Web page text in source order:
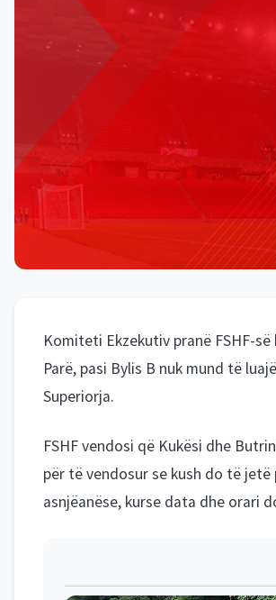
Komiteti Ekzekutiv pranë FSHF-
Parë, pasi Bylis B nuk mund të
Superiorja.
FSHF vendosi që Kukësi dhe
për të vendosur se kush do të
asnjëanëse, kurse data dhe orari